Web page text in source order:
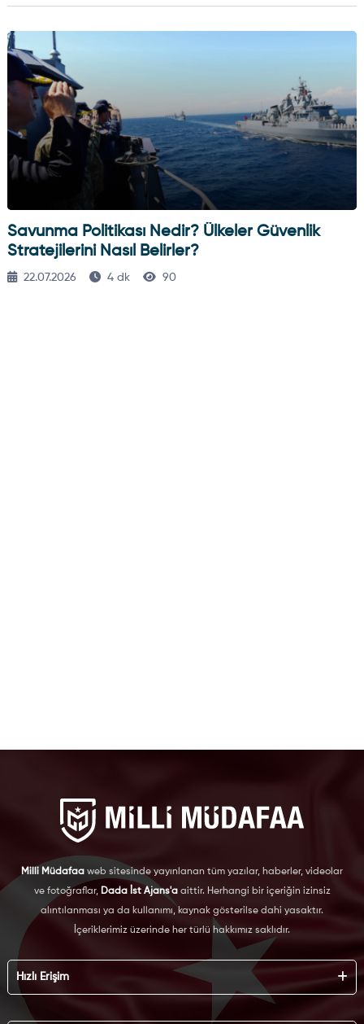
Savunma Politikası Nedir? Ülkeler Güvenlik
Stratejilerini Nasıl Belirler?
22.07.2026 4 dk 90
Milli Müdafaa web sitesinde yayınlanan tüm yazılar, haberler, videolar
ve fotoğraflar, Dada İst Ajans'aaittir. Herhangi bir içeriğin izinsiz
alıntılanması ya da kullanımı, kaynak gösterilse dahi yasaktır.
İçeriklerimiz üzerinde her türlü hakkımız saklıdır.
Hızlı Erişim